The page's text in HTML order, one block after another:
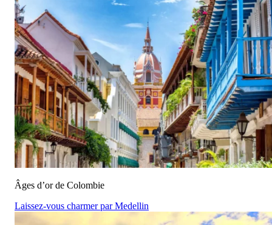
Âges d’or de Colombie
Laissez-vous charmer par Medellin